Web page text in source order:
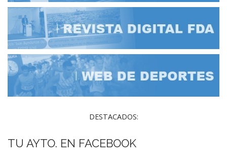
DESTACADOS:
TU AYTO. EN FACEBOOK